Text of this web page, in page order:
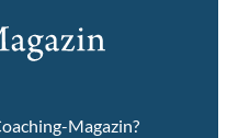
Magazin?